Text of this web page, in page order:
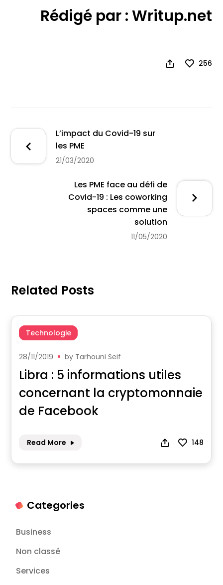
Rédigé par :Writup.net
256
L’impact du Covid-19 sur
les PME
21/03/2020
Les PME face au défi de
Covid-19 : Les coworking
spaces comme une
solution
11/05/2020
Related Posts
Technologie
28/11/2019 by Tarhouni Seif
Libra : 5 informations utiles
concernant la cryptomonnaie
de Facebook
Read More 148
Categories
Business
Non classé
Services